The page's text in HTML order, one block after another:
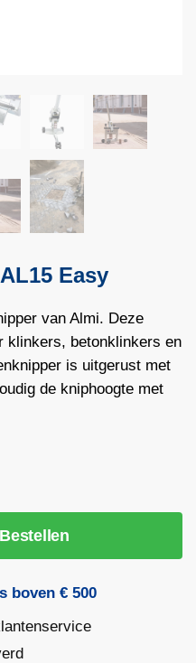
Easy
van Almi. Deze
klinkers, betonklinkers en
is uitgerust met
de kniphoogte met
Bestellen
boven € 500